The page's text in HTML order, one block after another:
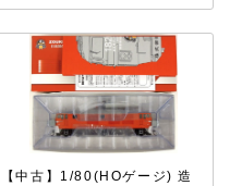
【中古】1/80(HOゲージ) 造